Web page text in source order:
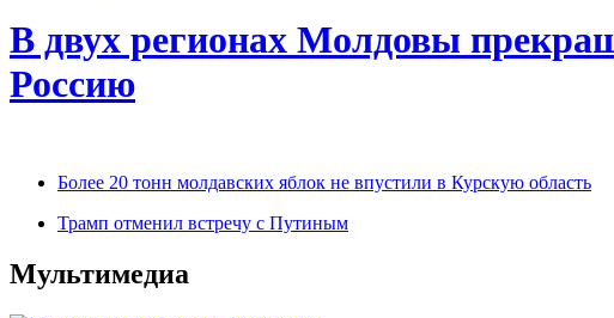
В двух регионах Молдовы
Россию
Более 20 тонн молдавских яблок не впустили в Курскую область
Трамп отменил встречу с Путиным
Мультимедиа